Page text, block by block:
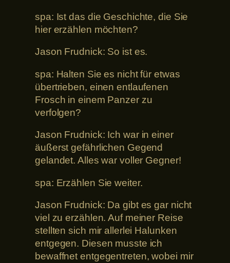
spa: Ist das die Geschichte, die Sie
hier erzählen möchten?
Jason Frudnick: So ist es.
spa: Halten Sie es nicht für etwas
übertrieben, einen entlaufenen
Frosch in einem Panzer zu
verfolgen?
Jason Frudnick: Ich war in einer
äußerst gefährlichen Gegend
gelandet. Alles war voller Gegner!
spa: Erzählen Sie weiter.
Jason Frudnick: Da gibt es gar nicht
viel zu erzählen. Auf meiner Reise
stellten sich mir allerlei Halunken
entgegen. Diesen musste ich
bewaffnet entgegentreten, wobei mir